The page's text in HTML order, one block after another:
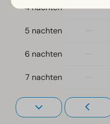
Vloerverwarming
4 nachten —
5 nachten
6 nachten
7 nachten